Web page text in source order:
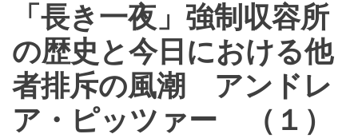
「長き一夜」強制収容所
の歴史と今日における他
者排斥の風潮 アンドレ
ア・ピッツァー （１）